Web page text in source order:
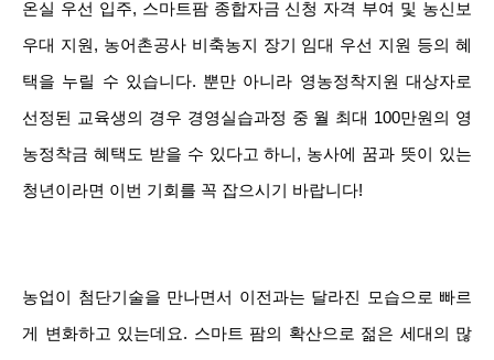
온실 우선 입주, 스마트팜 종합자금 신청 자격 부여 및 농신보
우대 지원, 농어촌공사 비축농지 장기 임대 우선 지원 등의 혜
택을 누릴 수 있습니다. 뿐만 아니라 영농정착지원 대상자로
선정된 교육생의 경우 경영실습과정 중 월 최대 100만원의 영
농정착금 혜택도 받을 수 있다고 하니, 농사에 꿈과 뜻이 있는
청년이라면 이번 기회를 꼭 잡으시기 바랍니다!
농업이 첨단기술을 만나면서 이전과는 달라진 모습으로 빠르
게 변화하고 있는데요. 스마트 팜의 확산으로 젊은 세대의 많